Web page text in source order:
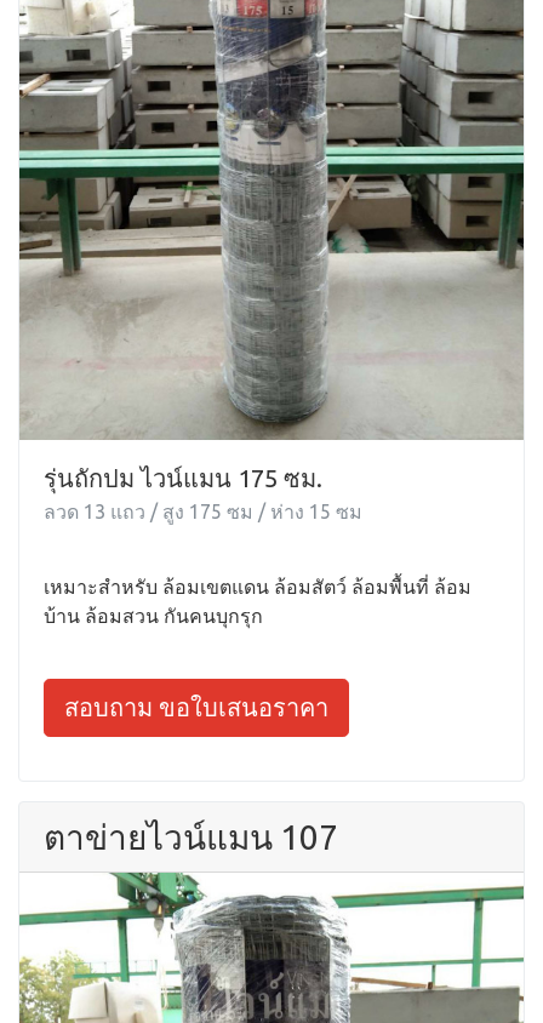
รุ่นถักปม ไวน์แมน 175 ซม.
ลวด 13 แถว / สูง 175 ซม / ห่าง 15 ซม
เหมาะสำหรับ ล้อมเขตแดน ล้อมสัตว์ ล้อมพื้นที่ ล้อม
บ้าน ล้อมสวน กันคนบุกรุก
สอบถาม ขอใบเสนอราคา
ตาข่ายไวน์แมน 107